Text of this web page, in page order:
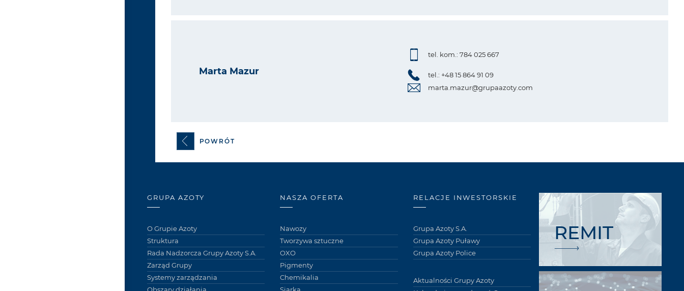
Marta Mazur
tel. kom.: 784 025 667
tel.: +48 15 864 91 09
marta.mazur@grupaazoty.com
POWRÓT
GRUPA AZOTY
O Grupie Azoty
Struktura
Rada Nadzorcza Grupy Azoty S.A.
Zarząd Grupy
Systemy zarządzania
NASZA OFERTA
Nawozy
Tworzywa sztuczne
OXO
Pigmenty
Chemikalia
RELACJE INWESTORSKIE
Grupa Azoty S.A.
Grupa Azoty Puławy
Grupa Azoty Police
Aktualności Grupy Azoty
REMIT